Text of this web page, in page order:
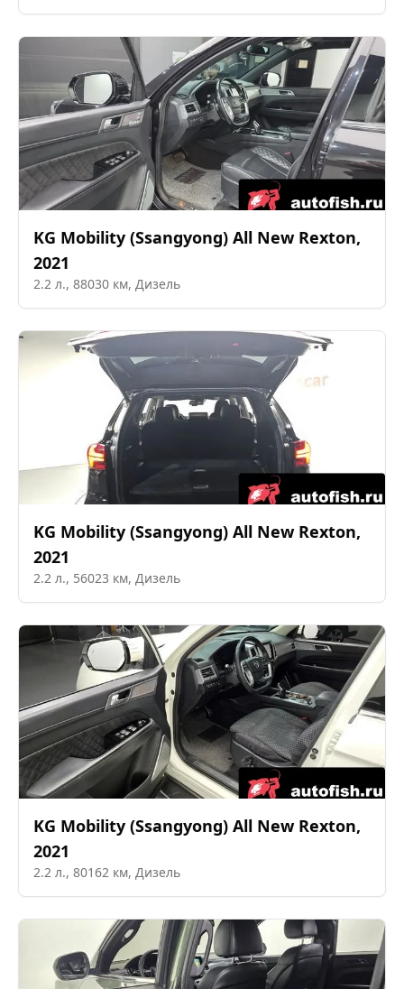
KG Mobility (Ssangyong) All New Rexton,
2021
2.2 л., 88030 км, Дизель
KG Mobility (Ssangyong) All New Rexton,
2021
2.2 л., 56023 км, Дизель
KG Mobility (Ssangyong) All New Rexton,
2021
2.2 л., 80162 км, Дизель